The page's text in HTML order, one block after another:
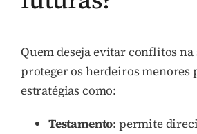
Quem deseja evitar conflitos na
proteger os herdeiros menores
estratégias como:
Testamento: permite